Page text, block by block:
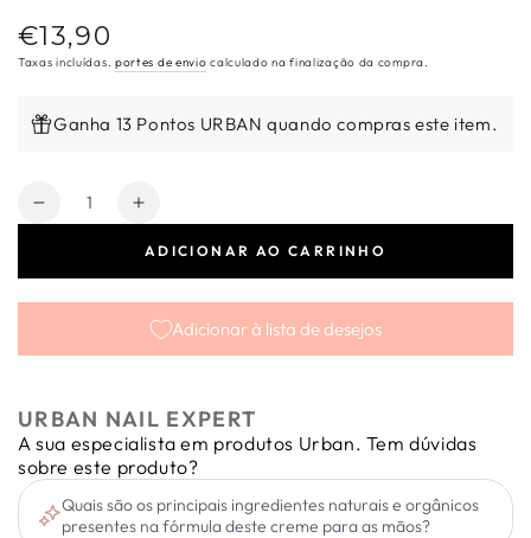
Preço
regular
€13,90
Taxas incluídas. portes de envio calculado na finalização da compra.
Ganha 13 Pontos URBAN quando compras este item.
Quantidade
Diminuir
Mãos
Cream
50ml
Aumentar
quantidade
para
Mãos
Cream
50ml
ADICIONAR AO CARRINHO
Adicionar à lista de desejos
URBAN NAIL EXPERT
A sua especialista em produtos Urban. Tem dúvidas
sobre este produto?
Quais são os principais ingredientes naturais e orgânicos
presentes na fórmula deste creme para as mãos?